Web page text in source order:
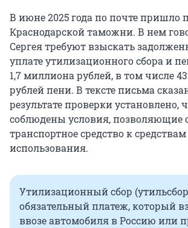
В июне 2025 года по почте пришло
Краснодарской таможни. В нем
Сергея требуют взыскать
уплате утилизационного сбора и
1,7 миллиона рублей, в том числе
рублей пени. В тексте письма
результате проверки установлено,
соблюдены условия, позволяющие
транспортное средство к
использования.
Утилизационный сбор
обязательный платеж, который
ввозе автомобиля в Россию или